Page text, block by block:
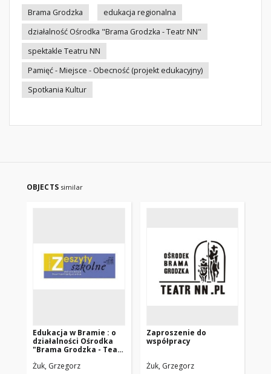
Brama Grodzka
edukacja regionalna
działalność Ośrodka "Brama Grodzka - Teatr NN"
spektakle Teatru NN
Pamięć - Miejsce - Obecność (projekt edukacyjny)
Spotkania Kultur
OBJECTS similar
Edukacja w Bramie : o
działalności Ośrodka
"Brama Grodzka - Teatr
Żuk, Grzegorz
Zaproszenie do
współpracy
Żuk, Grzegorz